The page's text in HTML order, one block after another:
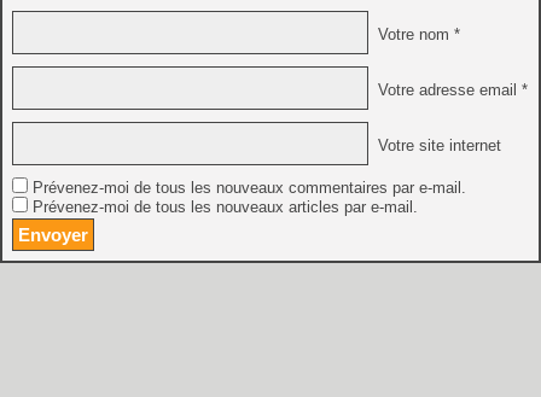
Votre nom *
Votre adresse email *
Votre site internet
Prévenez-moi de tous les nouveaux commentaires par e-mail.
Prévenez-moi de tous les nouveaux articles par e-mail.